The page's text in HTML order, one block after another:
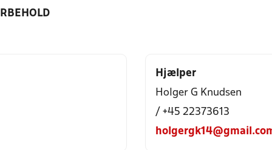
Hjælper
Holger G Knudsen
/ +45 22373613